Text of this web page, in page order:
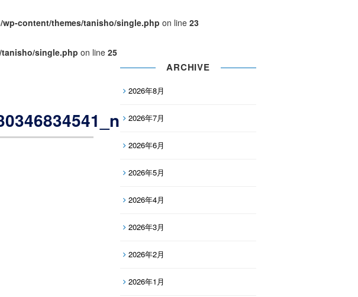
content/themes/tanisho/single.php on line 23
single.php on line 25
ARCHIVE
2026年8月
2026年7月
2026年6月
2026年5月
2026年4月
2026年3月
2026年2月
2026年1月